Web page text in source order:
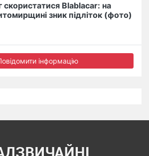
скористатися Blablacar: на
зник підліток (фото)
інформацію